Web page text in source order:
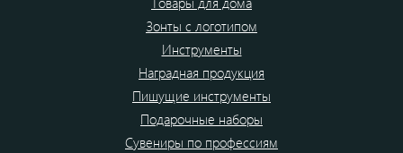
Зонты с логотипом
Инструменты
Наградная продукция
Пишущие инструменты
Подарочные наборы
Сувениры по профессиям